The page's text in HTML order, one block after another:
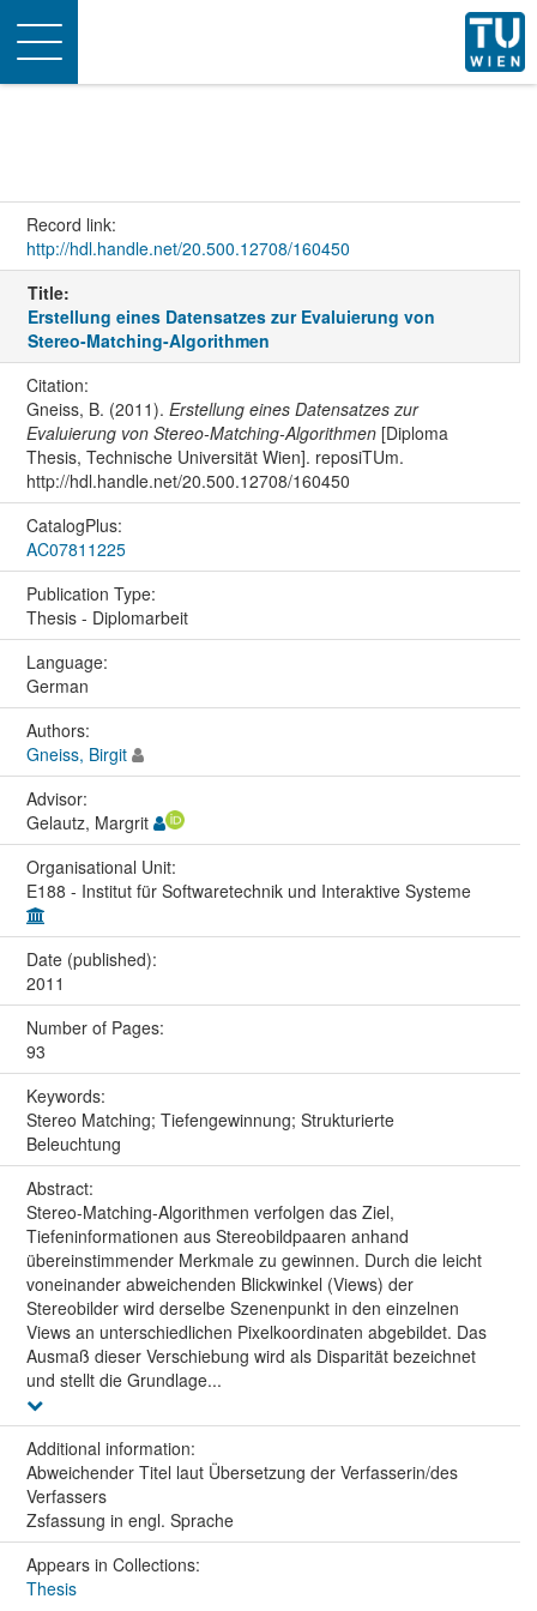
Toggle
navigation
Record link:
http://hdl.handle.net/20.500.12708/160450
Title:
Erstellung eines Datensatzes zur Evaluierung von
Stereo-Matching-Algorithmen
Citation:
Gneiss, B. (2011). Erstellung eines Datensatzes zur
Evaluierung von Stereo-Matching-Algorithmen[Diploma
Thesis, Technische Universität Wien]. reposiTUm.
http://hdl.handle.net/20.500.12708/160450
CatalogPlus:
AC07811225
Publication Type:
Thesis - Diplomarbeit
Language:
German
Authors:
Gneiss, Birgit
Advisor:
Gelautz, Margrit
Organisational Unit:
E188 - Institut für Softwaretechnik und Interaktive Systeme
Date (published):
2011
Number of Pages:
93
Keywords:
Stereo Matching; Tiefengewinnung; Strukturierte
Beleuchtung
Abstract:
Stereo-Matching-Algorithmen verfolgen das Ziel,
Tiefeninformationen aus Stereobildpaaren anhand
übereinstimmender Merkmale zu gewinnen. Durch die leicht
voneinander abweichenden Blickwinkel (Views) der
Stereobilder wird derselbe Szenenpunkt in den einzelnen
Views an unterschiedlichen Pixelkoordinaten abgebildet. Das
Ausmaß dieser Verschiebung wird als Disparität bezeichnet
und stellt die Grundlage...
Additional information:
Abweichender Titel laut Übersetzung der Verfasserin/des
Verfassers
Zsfassung in engl. Sprache
Appears in Collections:
Thesis